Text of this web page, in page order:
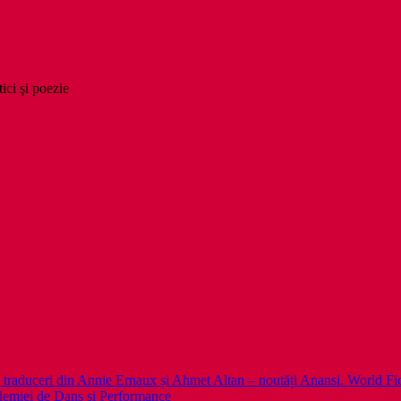
şi poezie
din Annie Ernaux și Ahmet Altan – noutăți Anansi. World
de Dans și Performance